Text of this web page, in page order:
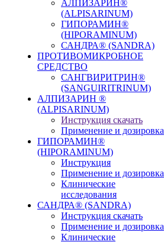
АЛПИЗАРИН®
(ALPISARINUM)
ГИПОРАМИН®
(HIPORAMINUM)
САНДРА® (SANDRA)
ПРОТИВОМИКРОБНОЕ
СРЕДСТВО
САНГВИРИТРИН®
(SANGUIRITRINUM)
АЛПИЗАРИН ®
(ALPISARINUM)
Инструкция скачать
Применение и дозировка
ГИПОРАМИН®
(HIPORAMINUM)
Инструкция
Применение и дозировка
Клинические
исследования
САНДРА® (SANDRA)
Инструкция скачать
Применение и дозировка
Клинические